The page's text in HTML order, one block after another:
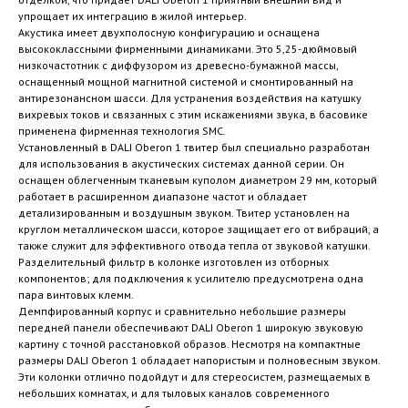
упрощает их интеграцию в жилой интерьер.
Акустика имеет двухполосную конфигурацию и оснащена
высококлассными фирменными динамиками. Это 5,25-дюймовый
низкочастотник с диффузором из древесно-бумажной массы,
оснащенный мощной магнитной системой и смонтированный на
антирезонансном шасси. Для устранения воздействия на катушку
вихревых токов и связанных с этим искажениями звука, в басовике
применена фирменная технология SMC.
Установленный в DALI Oberon 1 твитер был специально разработан
для использования в акустических системах данной серии. Он
оснащен облегченным тканевым куполом диаметром 29 мм, который
работает в расширенном диапазоне частот и обладает
детализированным и воздушным звуком. Твитер установлен на
круглом металлическом шасси, которое защищает его от вибраций, а
также служит для эффективного отвода тепла от звуковой катушки.
Разделительный фильтр в колонке изготовлен из отборных
компонентов; для подключения к усилителю предусмотрена одна
пара винтовых клемм.
Демпфированный корпус и сравнительно небольшие размеры
передней панели обеспечивают DALI Oberon 1 широкую звуковую
картину с точной расстановкой образов. Несмотря на компактные
размеры DALI Oberon 1 обладает напористым и полновесным звуком.
Эти колонки отлично подойдут и для стереосистем, размещаемых в
небольших комнатах, и для тыловых каналов современного